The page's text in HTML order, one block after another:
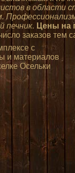
в области
печник. Цены на
заказов